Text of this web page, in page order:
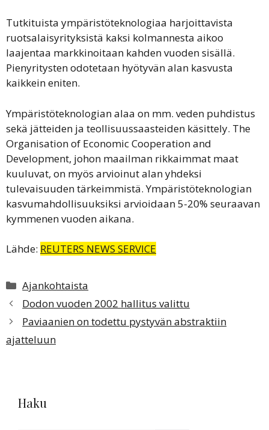
Tutkituista ympäristöteknologiaa harjoittavista
ruotsalaisyrityksistä kaksi kolmannesta aikoo
laajentaa markkinoitaan kahden vuoden sisällä.
Pienyritysten odotetaan hyötyvän alan kasvusta
kaikkein eniten.
Ympäristöteknologian alaa on mm. veden puhdistus
sekä jätteiden ja teollisuussaasteiden käsittely. The
Organisation of Economic Cooperation and
Development, johon maailman rikkaimmat maat
kuuluvat, on myös arvioinut alan yhdeksi
tulevaisuuden tärkeimmistä. Ympäristöteknologian
kasvumahdollisuuksiksi arvioidaan 5-20% seuraavan
kymmenen vuoden aikana.
Lähde: REUTERS NEWS SERVICE
Kategoriat
Ajankohtaista
Dodon vuoden 2002 hallitus valittu
Paviaanien on todettu pystyvän abstraktiin
ajatteluun
Haku